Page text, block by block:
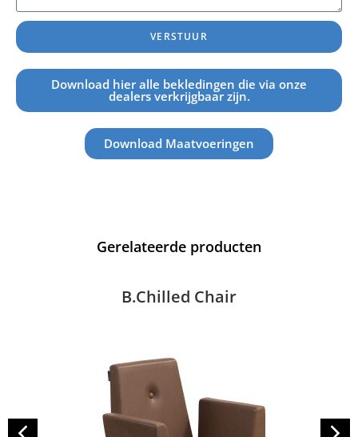
VERSTUUR
Download hier alle bekledingen die via onze
dealers verkrijgbaar zijn.
Download Maatvoeringen
Gerelateerde producten
B.Chilled Chair